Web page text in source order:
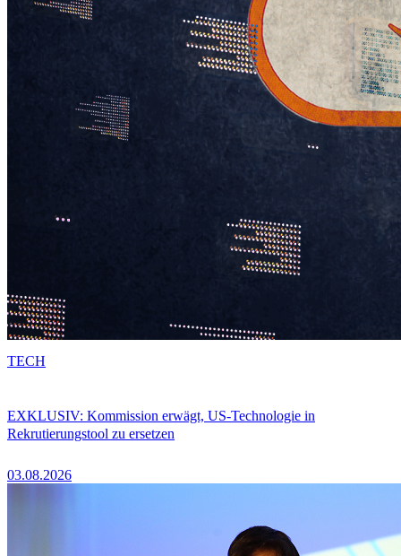
EXKLUSIV: Kommission erwägt, US-Technologie in
Rekrutierungstool zu ersetzen
03.08.2026
TECH